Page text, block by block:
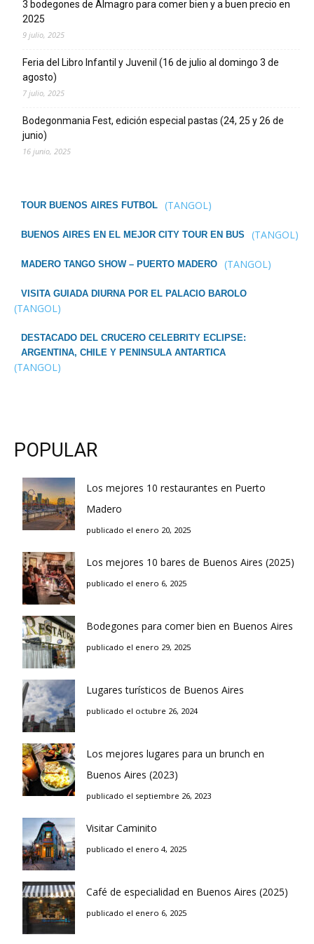
3 bodegones de Almagro para comer bien y a buen precio en
2025
9 julio, 2025
Feria del Libro Infantil y Juvenil (16 de julio al domingo 3 de
agosto)
7 julio, 2025
Bodegonmania Fest, edición especial pastas (24, 25 y 26 de
junio)
16 junio, 2025
TOUR BUENOS AIRES FUTBOL (TANGOL)
BUENOS AIRES EN EL MEJOR CITY TOUR EN BUS (TANGOL)
MADERO TANGO SHOW – PUERTO MADERO (TANGOL)
VISITA GUIADA DIURNA POR EL PALACIO BAROLO
(TANGOL)
DESTACADO DEL CRUCERO CELEBRITY ECLIPSE:
ARGENTINA, CHILE Y PENINSULA ANTARTICA
(TANGOL)
POPULAR
Los mejores 10 restaurantes en Puerto
Madero
publicado el enero 20, 2025
Los mejores 10 bares de Buenos Aires (2025)
publicado el enero 6, 2025
Bodegones para comer bien en Buenos Aires
publicado el enero 29, 2025
Lugares turísticos de Buenos Aires
publicado el octubre 26, 2024
Los mejores lugares para un brunch en
Buenos Aires (2023)
publicado el septiembre 26, 2023
Visitar Caminito
publicado el enero 4, 2025
Café de especialidad en Buenos Aires (2025)
publicado el enero 6, 2025